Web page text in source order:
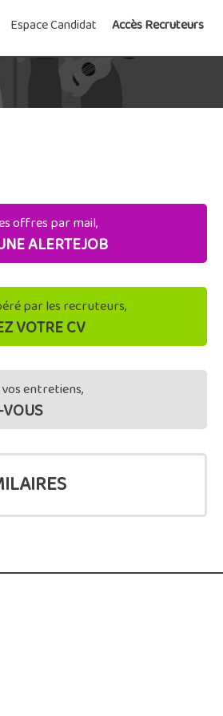
Espace Candidat Accès Recruteurs
offres par mail,
ALERTEJOB
par les recruteurs,
VOTRE CV
entretiens,